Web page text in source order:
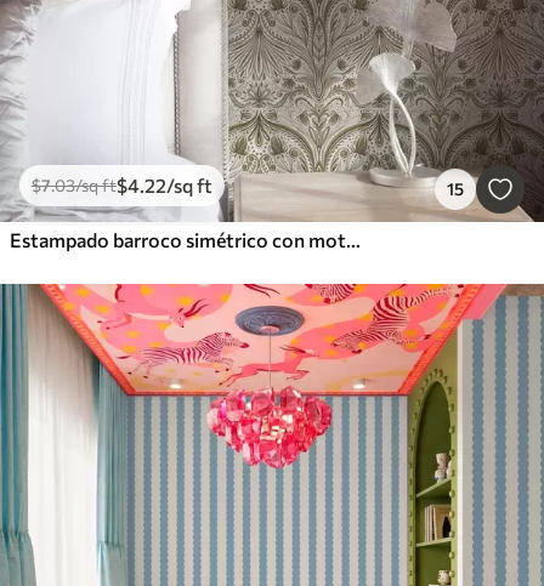
$7.03/sq ft$4.22/sq ft 15
Estampado barroco simétrico con motivos florales